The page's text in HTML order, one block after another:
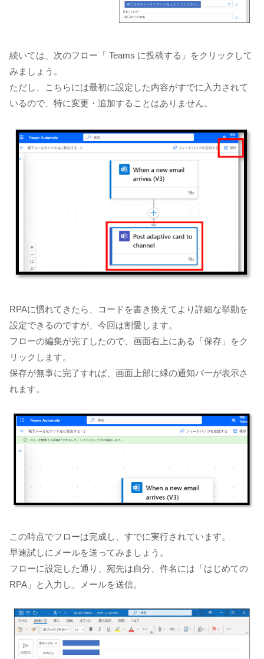
続いては、次のフロー「 Teams に投稿する」をクリックして
みましょう。
ただし、こちらには最初に設定した内容がすでに入力されて
いるので、特に変更・追加することはありません。
RPAに慣れてきたら、コードを書き換えてより詳細な挙動を
設定できるのですが、今回は割愛します。
フローの編集が完了したので、画面右上にある「保存」をク
リックします。
保存が無事に完了すれば、画面上部に緑の通知バーが表示さ
れます。
この時点でフローは完成し、すでに実行されています。
早速試しにメールを送ってみましょう。
フローに設定した通り、宛先は自分、件名には「はじめての
RPA」と入力し、メールを送信。